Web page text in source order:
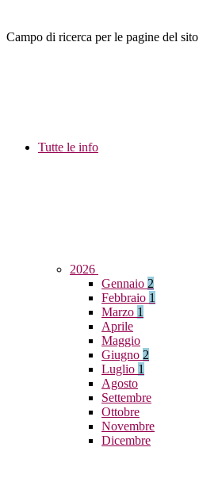
Campo di ricerca per le pagine del sito
Tutte le info
2026
Gennaio 2
Febbraio 1
Marzo 1
Aprile
Maggio
Giugno 2
Luglio 1
Agosto
Settembre
Ottobre
Novembre
Dicembre